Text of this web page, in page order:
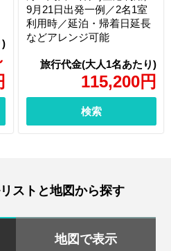
115,200円
9月21日出発一例／2名1室
利用時／延泊・帰着日延長
などアレンジ可能
検索
ストと地図から探す
地図で表示